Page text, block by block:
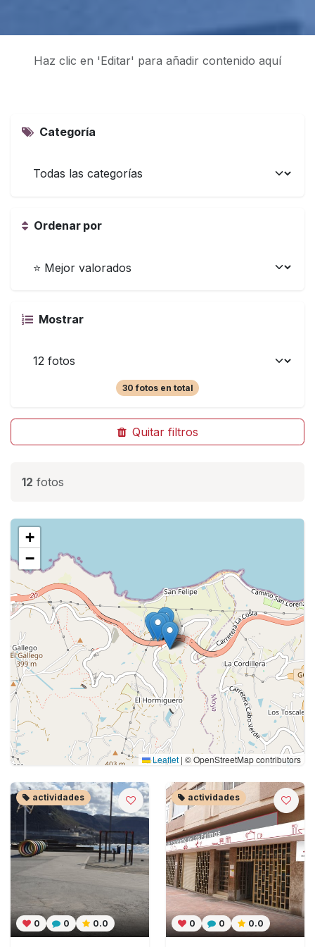
Haz clic en 'Editar' para añadir contenido aquí
Categoría
Ordenar por
Mostrar
30 fotos en total
Quitar filtros
12 fotos
+
−
Leaflet | © OpenStreetMap contributors
0 0 0.0
actividades
0 0 0.0
actividades